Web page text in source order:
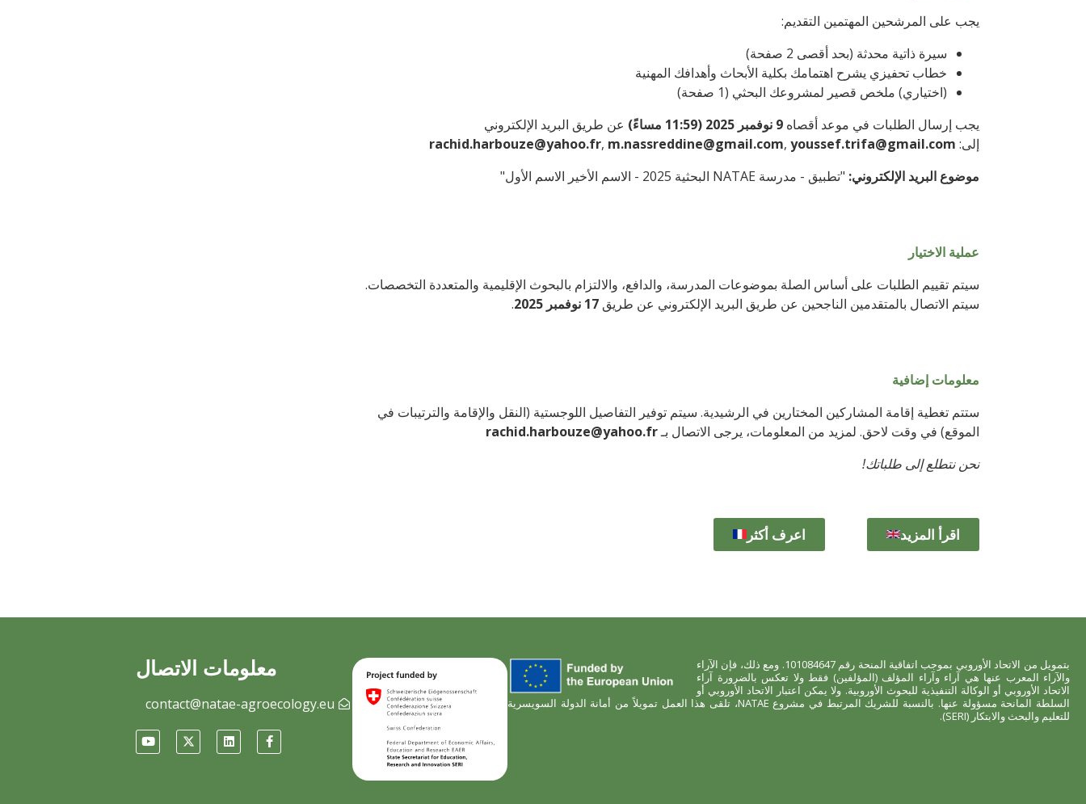
يجب على المرشحين المهتمين التقديم:
سيرة ذاتية محدثة (بحد أقصى 2 صفحة)
خطاب تحفيزي يشرح اهتمامك بكلية الأبحاث وأهدافك المهنية
(اختياري) ملخص قصير لمشروعك البحثي (1 صفحة)
يجب إرسال الطلبات في موعد أقصاه 9 نوفمبر 2025 (11:59 مساءً)
عن طريق البريد الإلكتروني
إلى:
rachid.harbouze@yahoo.fr, m.nassreddine@gmail.com, youssef.trifa@gmail.com
موضوع البريد الإلكتروني: "تطبيق - مدرسة NATAE البحثية 2025 - الاسم الأخير الاسم الأول"
عملية الاختيار
سيتم تقييم الطلبات على أساس الصلة بموضوعات المدرسة، والدافع، والالتزام بالبحوث الإقليمية والمتعددة التخصصات.
سيتم الاتصال بالمتقدمين الناجحين عن طريق البريد الإلكتروني عن طريق 17 نوفمبر 2025 .
معلومات إضافية
ستتم تغطية إقامة المشاركين المختارين في الرشيدية. سيتم توفير التفاصيل اللوجستية (النقل والإقامة والترتيبات في
الموقع) في وقت لاحق. لمزيد من المعلومات، يرجى الاتصال بـrachid.harbouze@yahoo.fr
نحن نتطلع إلى طلباتك!
اقرأ المزيد اعرف أكثر
بتمويل من الاتحاد الأوروبي بموجب اتفاقية المنحة رقم 101084647. ومع ذلك، فإن الآراء
والآراء المعرب عنها هي آراء وآراء المؤلف (المؤلفين) فقط ولا تعكس بالضرورة آراء
الاتحاد الأوروبي أو الوكالة التنفيذية للبحوث الأوروبية. ولا يمكن اعتبار الاتحاد الأوروبي أو
السلطة المانحة مسؤولة عنها. بالنسبة للشريك المرتبط في مشروع NATAE، تلقى هذا العمل تمويلاً من أمانة الدولة السويسرية
للتعليم والبحث والابتكار (SERI).
معلومات الاتصال
contact@natae-agroecology.eu